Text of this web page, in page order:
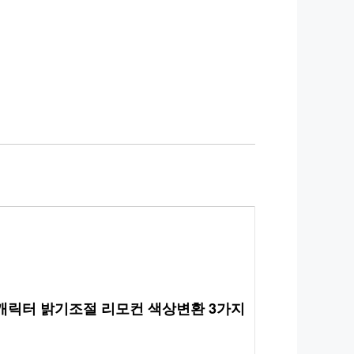
터 밝기조절 리모컨 색상변환 3가지